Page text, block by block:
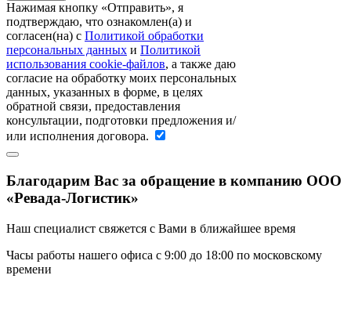
Нажимая кнопку «Отправить», я
подтверждаю, что ознакомлен(а) и
согласен(на) c Политикой обработки
персональных данных и Политикой
использования cookie-файлов, а также даю
согласие на обработку моих персональных
данных, указанных в форме, в целях
обратной связи, предоставления
консультации, подготовки предложения и/
или исполнения договора.
Благодарим Вас за обращение в компанию ООО
«Ревада-Логистик»
Наш специалист свяжется с Вами в ближайшее время
Часы работы нашего офиса с 9:00 до 18:00 по московскому
времени